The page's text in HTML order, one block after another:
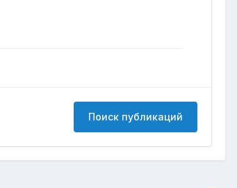
Поиск публикаций